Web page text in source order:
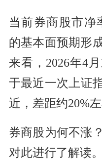
当前券商股市净
的基本面预期形
来看，2026年4
于最近一次上证
近，差距约20%左
券商股为何不涨
对此进行了解读。